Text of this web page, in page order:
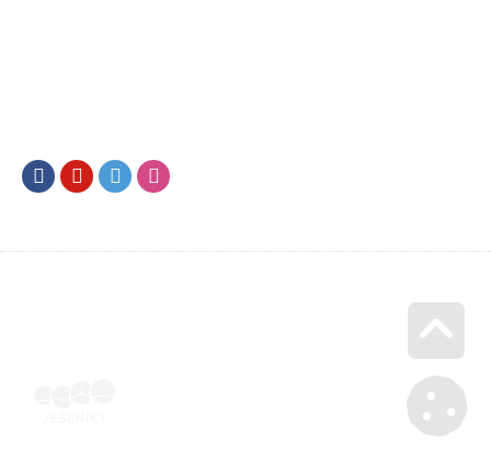
FacebookYoutubeTwitter
Go